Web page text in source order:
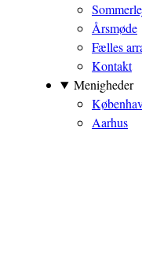
Årsmøde
Fælles
Kontakt
Menigheder
Aarhus